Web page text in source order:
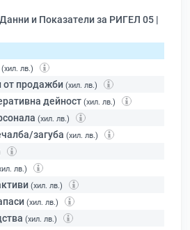
и Показатели за РИГЕЛ 05 |
(хил. лв.)
от продажби (хил. лв.)
дейност (хил. лв.)
(хил. лв.)
загуба (хил. лв.)
лв.)
(хил. лв.)
(хил. лв.)
(хил. лв.)